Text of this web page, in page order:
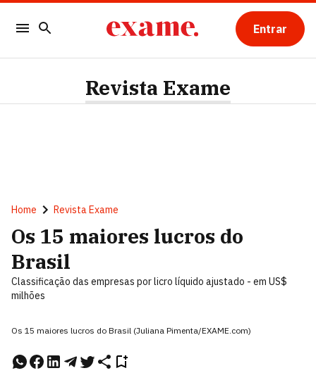
Entrar
Revista Exame
Home Revista Exame
Os 15 maiores lucros do
Brasil
Classificação das empresas por licro líquido ajustado - em US$
milhões
Os 15 maiores lucros do Brasil (Juliana Pimenta/EXAME.com)